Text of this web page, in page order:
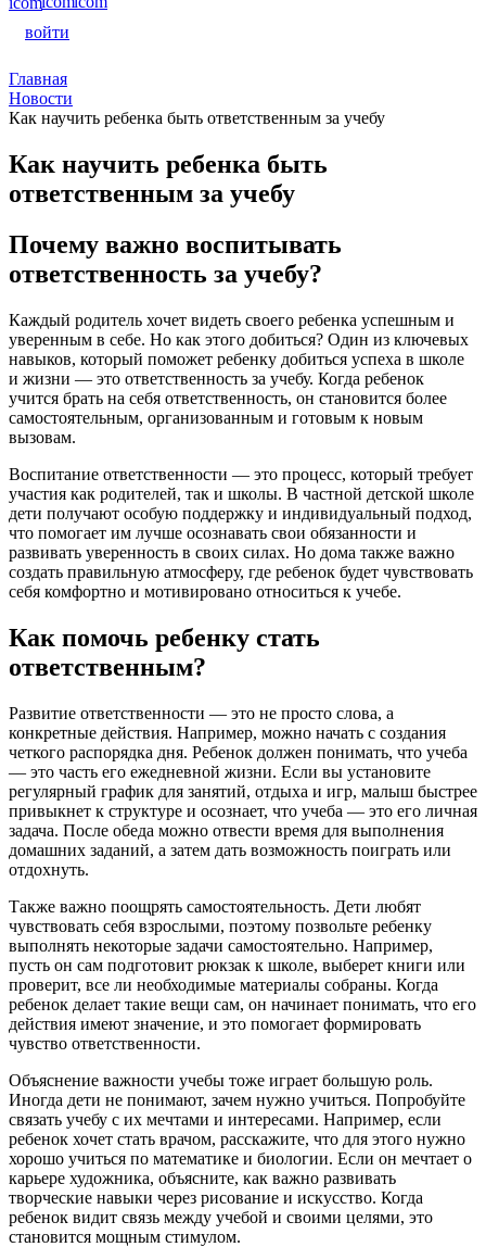
войти
Главная
Новости
Как научить ребенка быть ответственным за учебу
Как научить ребенка быть
ответственным за учебу
Почему важно воспитывать
ответственность за учебу?
Каждый родитель хочет видеть своего ребенка успешным и
уверенным в себе. Но как этого добиться? Один из ключевых
навыков, который поможет ребенку добиться успеха в школе
и жизни — это ответственность за учебу. Когда ребенок
учится брать на себя ответственность, он становится более
самостоятельным, организованным и готовым к новым
вызовам.
Воспитание ответственности — это процесс, который требует
участия как родителей, так и школы. В частной детской школе
дети получают особую поддержку и индивидуальный подход,
что помогает им лучше осознавать свои обязанности и
развивать уверенность в своих силах. Но дома также важно
создать правильную атмосферу, где ребенок будет чувствовать
себя комфортно и мотивировано относиться к учебе.
Как помочь ребенку стать
ответственным?
Развитие ответственности — это не просто слова, а
конкретные действия. Например, можно начать с создания
четкого распорядка дня. Ребенок должен понимать, что учеба
— это часть его ежедневной жизни. Если вы установите
регулярный график для занятий, отдыха и игр, малыш быстрее
привыкнет к структуре и осознает, что учеба — это его личная
задача. После обеда можно отвести время для выполнения
домашних заданий, а затем дать возможность поиграть или
отдохнуть.
Также важно поощрять самостоятельность. Дети любят
чувствовать себя взрослыми, поэтому позвольте ребенку
выполнять некоторые задачи самостоятельно. Например,
пусть он сам подготовит рюкзак к школе, выберет книги или
проверит, все ли необходимые материалы собраны. Когда
ребенок делает такие вещи сам, он начинает понимать, что его
действия имеют значение, и это помогает формировать
чувство ответственности.
Объяснение важности учебы тоже играет большую роль.
Иногда дети не понимают, зачем нужно учиться. Попробуйте
связать учебу с их мечтами и интересами. Например, если
ребенок хочет стать врачом, расскажите, что для этого нужно
хорошо учиться по математике и биологии. Если он мечтает о
карьере художника, объясните, как важно развивать
творческие навыки через рисование и искусство. Когда
ребенок видит связь между учебой и своими целями, это
становится мощным стимулом.